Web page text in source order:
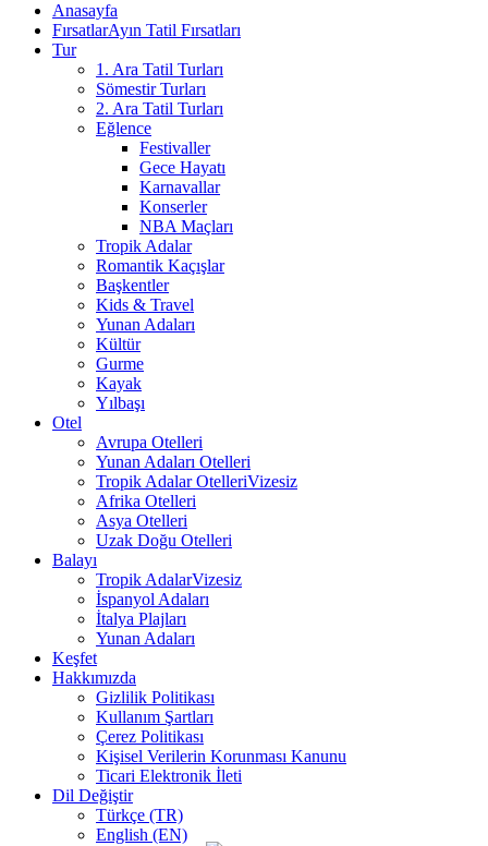
Anasayfa
FırsatlarAyın Tatil Fırsatları
Tur
1. Ara Tatil Turları
Sömestir Turları
2. Ara Tatil Turları
Eğlence
Festivaller
Gece Hayatı
Karnavallar
Konserler
NBA Maçları
Tropik Adalar
Romantik Kaçışlar
Başkentler
Kids & Travel
Yunan Adaları
Kültür
Gurme
Kayak
Yılbaşı
Otel
Avrupa Otelleri
Yunan Adaları Otelleri
Tropik Adalar OtelleriVizesiz
Afrika Otelleri
Asya Otelleri
Uzak Doğu Otelleri
Balayı
Tropik AdalarVizesiz
İspanyol Adaları
İtalya Plajları
Yunan Adaları
Keşfet
Hakkımızda
Gizlilik Politikası
Kullanım Şartları
Çerez Politikası
Kişisel Verilerin Korunması Kanunu
Ticari Elektronik İleti
Dil Değiştir
Türkçe (TR)
English (EN)